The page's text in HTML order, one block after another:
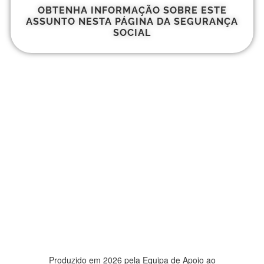
OBTENHA INFORMAÇÃO SOBRE ESTE
ASSUNTO NESTA PÁGINA DA SEGURANÇA
SOCIAL
Produzido em 2026 pela Equipa de Apoio ao